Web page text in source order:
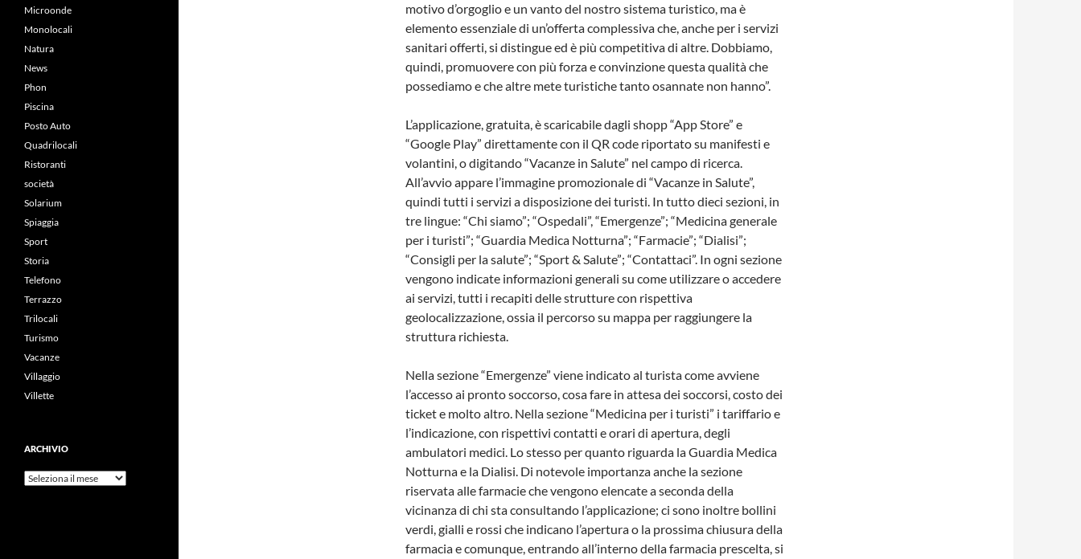
motivo d’orgoglio e un vanto del nostro sistema turistico, ma è
elemento essenziale di un’offerta complessiva che, anche per i servizi
sanitari offerti, si distingue ed è più competitiva di altre. Dobbiamo,
quindi, promuovere con più forza e convinzione questa qualità che
possediamo e che altre mete turistiche tanto osannate non hanno”.
L’applicazione, gratuita, è scaricabile dagli shopp “App Store” e
“Google Play” direttamente con il QR code riportato su manifesti e
volantini, o digitando “Vacanze in Salute” nel campo di ricerca.
All’avvio appare l’immagine promozionale di “Vacanze in Salute”,
quindi tutti i servizi a disposizione dei turisti. In tutto dieci sezioni, in
tre lingue: “Chi siamo”; “Ospedali”, “Emergenze”; “Medicina generale
per i turisti”; “Guardia Medica Notturna”; “Farmacie”; “Dialisi”;
“Consigli per la salute”; “Sport & Salute”; “Contattaci”. In ogni sezione
vengono indicate informazioni generali su come utilizzare o accedere
ai servizi, tutti i recapiti delle strutture con rispettiva
geolocalizzazione, ossia il percorso su mappa per raggiungere la
struttura richiesta.
Nella sezione “Emergenze” viene indicato al turista come avviene
l’accesso ai pronto soccorso, cosa fare in attesa dei soccorsi, costo dei
ticket e molto altro. Nella sezione “Medicina per i turisti” i tariffario e
l’indicazione, con rispettivi contatti e orari di apertura, degli
ambulatori medici. Lo stesso per quanto riguarda la Guardia Medica
Notturna e la Dialisi. Di notevole importanza anche la sezione
riservata alle farmacie che vengono elencate a seconda della
vicinanza di chi sta consultando l’applicazione; ci sono inoltre bollini
verdi, gialli e rossi che indicano l’apertura o la prossima chiusura della
farmacia e comunque, entrando all’interno della farmacia prescelta, si
Microonde
Monolocali
Natura
News
Phon
Piscina
Posto Auto
Quadrilocali
Ristoranti
società
Solarium
Spiaggia
Sport
Storia
Telefono
Terrazzo
Trilocali
Turismo
Vacanze
Villaggio
Villette
ARCHIVIO
Archivio